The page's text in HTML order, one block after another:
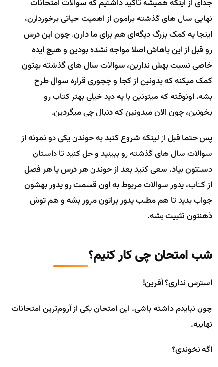
جدای از اینکه همیشه تاکید داشتیم که سوالات امتحانات
نهایی سال های گذشته برامون از اهمیت حیاتی برخوردارن،
اینجا یه کمک بزرگ دیگه‌ای هم برای ما دارن. چون این درس
رو قبل از این باهاش اصلا مواجه نشده بودین و هیچ ایده
خاصی نسبت بهش ندارین، سوالات سال های گذشته بهتون
کمک میکنه که بدونین از کجا و چجوری قراره سوال طرح
بشه. اونوقته که میتونین با یه دید خیلی بهتر کتاب رو
بخونین، چون الان میدونین که دنبال چی میگردین.
پس حتما قبل از لینکه شروع کنید به خوندن یکی دو نمونه از
سوالات سال های گذشته رو ببینید و حل کنید تا داستان
دستتون بیاد. سعی کنید بعد از خوندن هر درس یا هر فصل
از کتاب، یدور سوالات مربوط به اون قسمت رو یدور بهشون
جواب بدید تا هم مطلب یدور براتون مرور بشه و هم توش
ذهنتون تثبیت بشه.
شب امتحان چی کار کنیم؟
استرس نداری؟ آفرین!
چون نبایدم داشته باشی. این امتحان یکی از آروم‌ترین امتحانات
نهاییه.
اگه نخوندی؟